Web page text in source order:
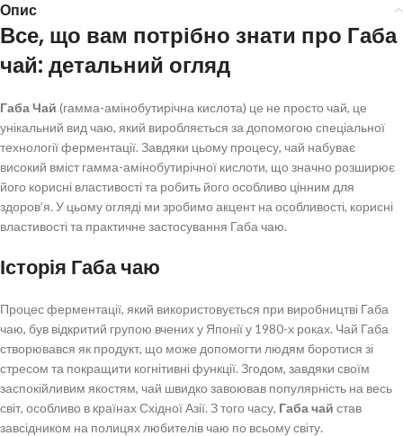
Опис
Все, що вам потрібно знати про Габа
чай: детальний огляд
Габа Чай (гамма-амінобутирічна кислота) це не просто чай, це
унікальний вид чаю, який виробляється за допомогою спеціальної
технології ферментації. Завдяки цьому процесу, чай набуває
високий вміст гамма-амінобутирічної кислоти, що значно розширює
його корисні властивості та робить його особливо цінним для
здоров’я. У цьому огляді ми зробимо акцент на особливості, корисні
властивості та практичне застосування Габа чаю.
Історія Габа чаю
Процес ферментації, який використовується при виробництві Габа
чаю, був відкритий групою вчених у Японії у 1980-х роках. Чай Габа
створювався як продукт, що може допомогти людям боротися зі
стресом та покращити когнітивні функції. Згодом, завдяки своїм
заспокійливим якостям, чай швидко завоював популярність на весь
світ, особливо в країнах Східної Азії. З того часу, Габа чай став
завсідником на полицях любителів чаю по всьому світу.